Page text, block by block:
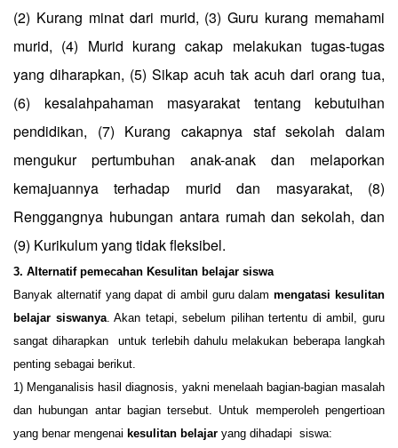
(2) Kurang minat dari murid, (3) Guru kurang memahami
murid, (4) Murid kurang cakap melakukan tugas-tugas
yang diharapkan, (5) Sikap acuh tak acuh dari orang tua,
(6) kesalahpahaman masyarakat tentang kebutuihan
pendidikan, (7) Kurang cakapnya staf sekolah dalam
mengukur pertumbuhan anak-anak dan melaporkan
kemajuannya terhadap murid dan masyarakat, (8)
Renggangnya hubungan antara rumah dan sekolah, dan
(9) Kurikulum yang tidak fleksibel.
3. Alternatif pemecahan Kesulitan belajar siswa
Banyak alternatif yang dapat di ambil guru dalammengatasi kesulitan
belajar siswanya. Akan tetapi, sebelum pilihan tertentu di ambil, guru
sangat diharapkan
untuk terlebih dahulu melakukan beberapa langkah
penting sebagai berikut.
1 ) Menganalisis hasil diagnosis, yakni menelaah bagian-bagian masalah
dan hubungan antar bagian tersebut. Untuk memperoleh pengertioan
yang benar mengenai kesulitan belajar yang dihadapi siswa: